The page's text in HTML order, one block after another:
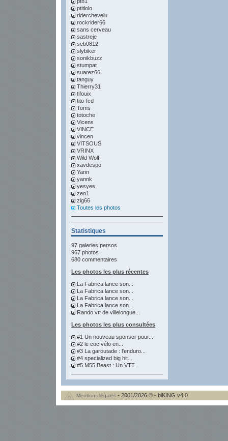
ptitlolo
riderchevelu
rockrider66
sans cerveau
sastreje
seb0812
slybiker
sonikbuzz
stumpat
suarez66
tanguy
Thierry31
tifouix
tito-fcd
Toms
totoche
Vicens
VINCE
vincen
VITSOUS
VRINX
Wild Wolf
xavdespo
Yann
yannk
yesyes
zen1
zig66
Toutes les photos
Statistiques
97 galeries persos
967 photos
680 commentaires
Les photos les plus récentes
La Fabrica lance son...
La Fabrica lance son...
La Fabrica lance son...
La Fabrica lance son...
Rando vtt de villelongue...
Les photos les plus consultées
#1 Un nouveau sponsor pour...
#2 le coc vélo en...
#3 La garoutade : l'enduro...
#4 specialized big hit...
#5 M55 Beast : Un VTT...
Mentions légales - 2001/2026 © - biKING v4.0